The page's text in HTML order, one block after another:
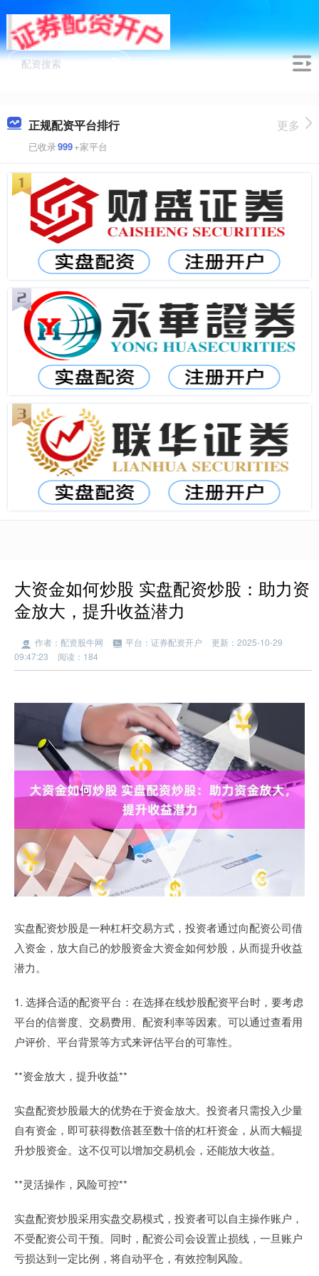
正规配资平台排行
已收录999+家平台
更多
大资金如何炒股 实盘配资炒股：助力资
金放大，提升收益潜力
作者：配资股牛网 平台：证券配资开户
更新：2025-10-29
09:47:23
阅读：184
实盘配资炒股是一种杠杆交易方式，投资者通过向配资公司借
入资金，放大自己的炒股资金大资金如何炒股，从而提升收益
潜力。
1. 选择合适的配资平台：在选择在线炒股配资平台时，要考虑
平台的信誉度、交易费用、配资利率等因素。可以通过查看用
户评价、平台背景等方式来评估平台的可靠性。
**资金放大，提升收益**
实盘配资炒股最大的优势在于资金放大。投资者只需投入少量
自有资金，即可获得数倍甚至数十倍的杠杆资金，从而大幅提
升炒股资金。这不仅可以增加交易机会，还能放大收益。
**灵活操作，风险可控**
实盘配资炒股采用实盘交易模式，投资者可以自主操作账户，
不受配资公司干预。同时，配资公司会设置止损线，一旦账户
亏损达到一定比例，将自动平仓，有效控制风险。